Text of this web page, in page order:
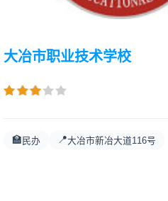
大冶市职业技术学校
🏫 民办 📍大冶市新冶大道116号